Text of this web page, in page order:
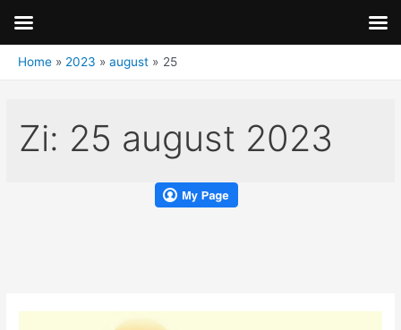
Home 2023 august 25
Zi: 25 august 2023